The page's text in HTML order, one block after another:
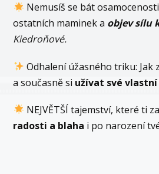
Nemusíš se bát
ostatních maminek a objev sílu
Kiedroňové.
Odhalení úžasného triku: Jak
a současně si užívat své vlastní
NEJVĚTŠÍ tajemství, které ti
radosti a blaha i po narození